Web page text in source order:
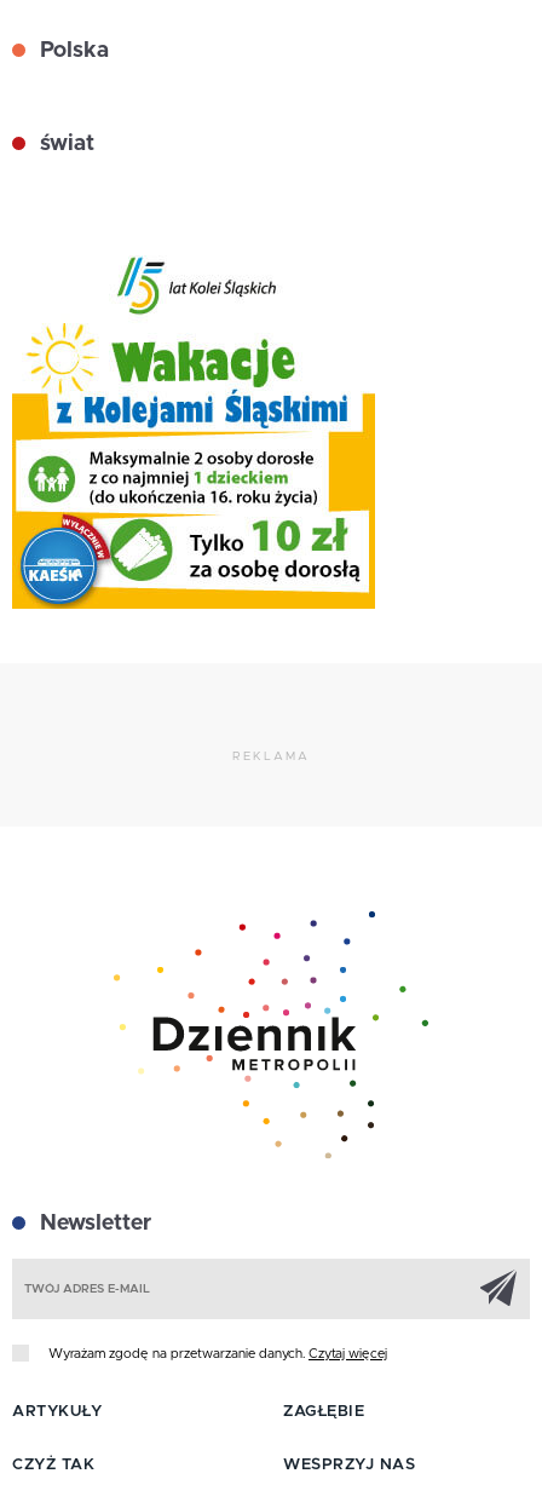
Polska
świat
REKLAMA
Newsletter
Wyrażam zgodę na przetwarzanie danych. Czytaj więcej
ARTYKUŁY
CZYŻ TAK
ZAGŁĘBIE
WESPRZYJ NAS